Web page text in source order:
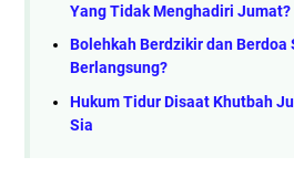
Yang Tidak Menghadiri Jumat?
Bolehkah Berdzikir dan Berdoa
Berlangsung?
Hukum Tidur Disaat Khutbah
Sia